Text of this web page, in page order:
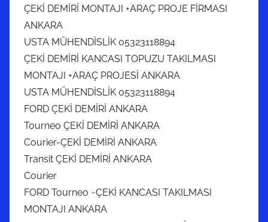
ÇEKİ DEMİRİ MONTAJI +ARAÇ PROJE FİRMASI
ANKARA
USTA MÜHENDİSLİK 05323118894
ÇEKİ DEMİRİ KANCASI TOPUZU TAKILMASI
MONTAJI +ARAÇ PROJESİ ANKARA
USTA MÜHENDİSLİK 05323118894
FORD ÇEKİ DEMİRİ ANKARA
Tourneo ÇEKİ DEMİRİ ANKARA
Courier-ÇEKİ DEMİRİ ANKARA
Transit ÇEKİ DEMİRİ ANKARA
Courier
FORD Tourneo ~ÇEKİ KANCASI TAKILMASI
MONTAJI ANKARA